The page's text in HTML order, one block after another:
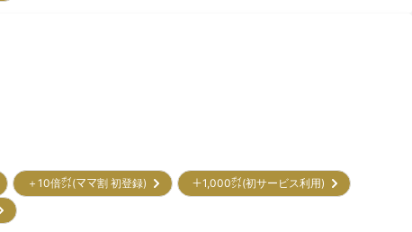
＋10倍㌽(ママ割 初登録)
＋1,000㌽(初サービス利用)